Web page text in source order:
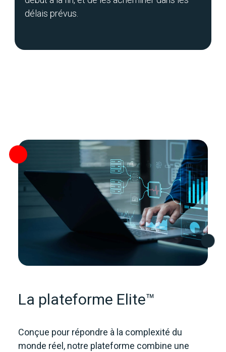
délais prévus.
La plateforme Elite™
Conçue pour répondre à la complexité du
monde réel, notre plateforme combine une